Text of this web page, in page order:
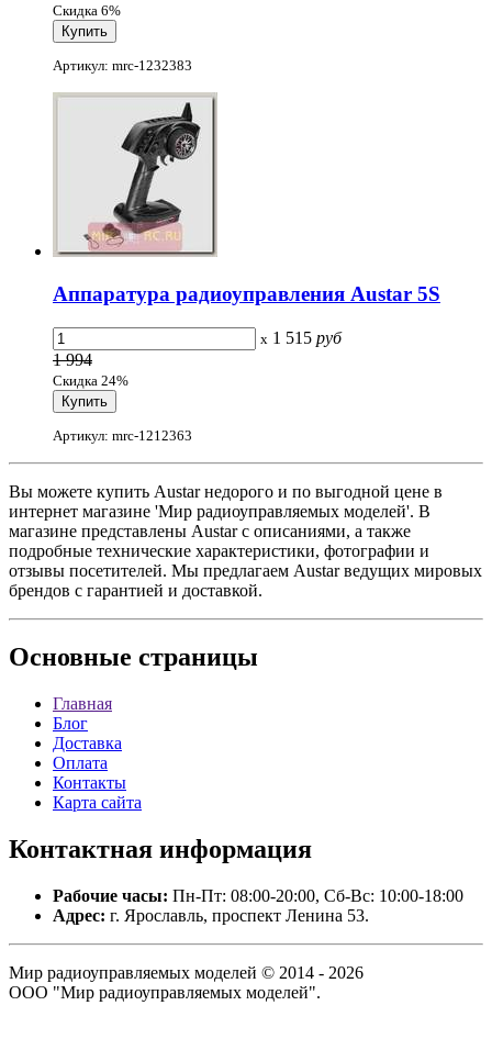
Скидка 6%
Артикул: mrc-1232383
Аппаратура радиоуправления Austar 5S
x 1 515 руб
1 994
Скидка 24%
Артикул: mrc-1212363
Вы можете купить Austar недорого и по выгодной цене в
интернет магазине 'Мир радиоуправляемых моделей'. В
магазине представлены Austar с описаниями, а также
подробные технические характеристики, фотографии и
отзывы посетителей. Мы предлагаем Austar ведущих мировых
брендов с гарантией и доставкой.
Основные страницы
Главная
Блог
Доставка
Оплата
Контакты
Карта сайта
Контактная информация
Рабочие часы: Пн-Пт: 08:00-20:00, Сб-Вс: 10:00-18:00
Адрес: г. Ярославль, проспект Ленина 53.
Мир радиоуправляемых моделей © 2014 - 2026
ООО "Мир радиоуправляемых моделей".